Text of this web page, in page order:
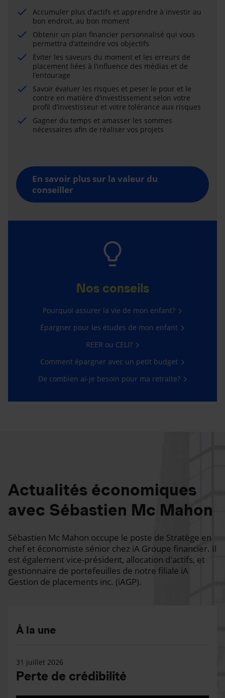
Accumuler plus d’actifs et apprendre à investir au
bon endroit, au bon moment
Obtenir un plan financier personnalisé qui vous
permettra d’atteindre vos objectifs
Éviter les saveurs du moment et les erreurs de
placement liées à l’influence des médias et de
l’entourage
Savoir évaluer les risques et peser le pour et le
contre en matière d’investissement selon votre
profil d’investisseur et votre tolérance aux risques
Gagner du temps et amasser les sommes
nécessaires afin de réaliser vos projets
En savoir plus sur la valeur du
conseiller
Nos conseils
Pourquoi assurer la vie de mon enfant?
Épargner pour les études de mon enfant
REER ou CELI?
Comment épargner avec un petit budget
De combien ai-je besoin pour ma retraite?
Actualités économiques
avec Sébastien Mc Mahon
Sébastien Mc Mahon occupe le poste de Stratège en
chef et économiste sénior chez iA Groupe financier. Il
est également vice-président, allocation d'actifs, et
gestionnaire de portefeuilles de notre filiale iA
Gestion de placements inc. (iAGP).
À la une
31 juillet 2026
Perte de crédibilité